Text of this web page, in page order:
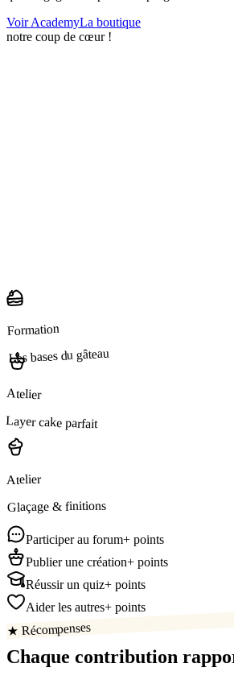
Voir AcademyLa boutique
notre coup de cœur !
Formation
Les bases du gâteau
Atelier
Layer cake parfait
Atelier
Glaçage & finitions
Participer au forum+ points
Publier une création+ points
Réussir un quiz+ points
Aider les autres+ points
★ Récompenses
Chaque contribution